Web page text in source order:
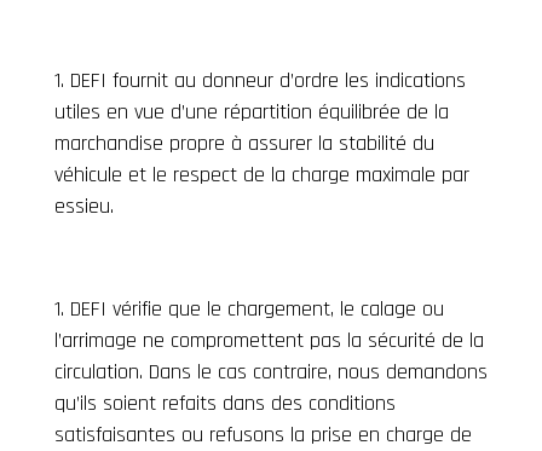
DEFI fournit au donneur d’ordre les indications
utiles en vue d’une répartition équilibrée de la
marchandise propre à assurer la stabilité du
véhicule et le respect de la charge maximale par
essieu.
DEFI vérifie que le chargement, le calage ou
l’arrimage ne compromettent pas la sécurité de la
circulation. Dans le cas contraire, nous demandons
qu’ils soient refaits dans des conditions
satisfaisantes ou refusons la prise en charge de